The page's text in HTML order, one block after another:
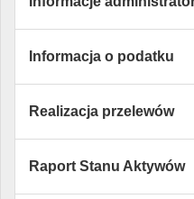
Informacja o podatku
Realizacja przelewów
Raport Stanu Aktywów